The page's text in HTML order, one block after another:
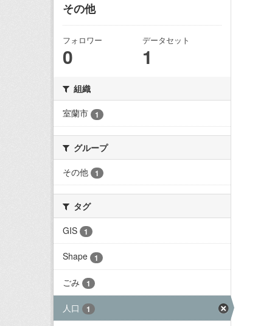
その他
フォロワー
0
データセット
1
組織
室蘭市
1
グループ
その他
1
タグ
GIS
1
Shape 1
ごみ 1
人口 1